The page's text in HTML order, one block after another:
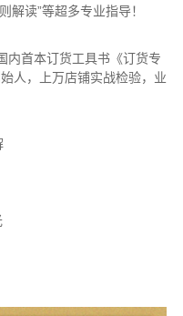
解读”等超多专业指导！
内首本订货工具书《订货专
人，上万店铺实战检验，业